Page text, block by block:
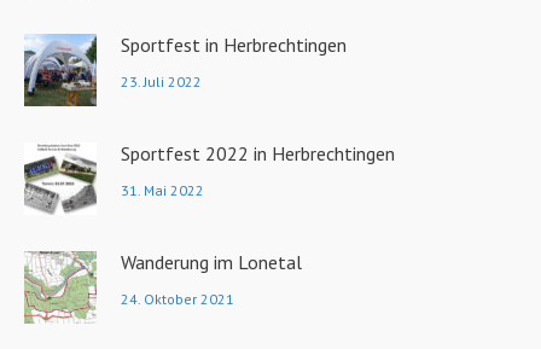
Sportfest in Herbrechtingen
23. Juli 2022
Sportfest 2022 in Herbrechtingen
31. Mai 2022
Wanderung im Lonetal
24. Oktober 2021